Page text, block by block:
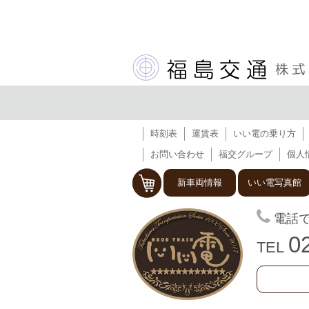
時刻表 運賃表
いい電の乗り方
お問い合わせ
福交グループ 個人
新車両情報 いい電写真館
福島交通 飯
電話
TEL